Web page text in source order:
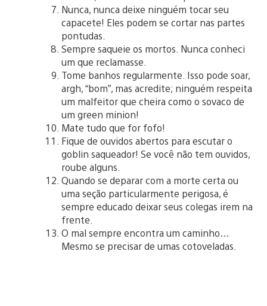
Nunca, nunca deixe ninguém tocar seu
capacete! Eles podem se cortar nas partes
pontudas.
Sempre saqueie os mortos. Nunca conheci
um que reclamasse.
Tome banhos regularmente. Isso pode soar,
argh, “bom”, mas acredite; ninguém respeita
um malfeitor que cheira como o sovaco de
um green minion!
Mate tudo que for fofo!
Fique de ouvidos abertos para escutar o
goblin saqueador! Se você não tem ouvidos,
roube alguns.
Quando se deparar com a morte certa ou
uma seção particularmente perigosa, é
sempre educado deixar seus colegas irem na
frente.
O mal sempre encontra um caminho…
Mesmo se precisar de umas cotoveladas.